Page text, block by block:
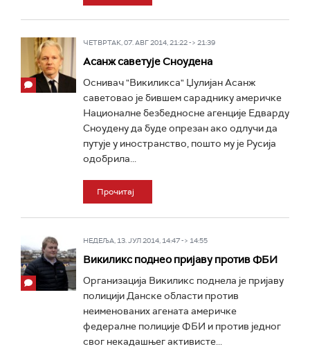
ЧЕТВРТАК, 07. АВГ 2014, 21:22 -> 21:39
Асанж саветује Сноудена
Оснивач "Викиликса" Џулијан Асанж
саветовао је бившем сараднику америчке
Националне безбедносне агенције Едварду
Сноудену да буде опрезан ако одлучи да
путује у иностранство, пошто му је Русија
одобрила...
Прочитај
НЕДЕЉА, 13. ЈУЛ 2014, 14:47 -> 14:55
Викиликс поднео пријаву против ФБИ
Организација Викиликс поднела је пријаву
полицији Данске области против
неименованих агената америчке
федералне полиције ФБИ и против једног
свог некадашњег активисте...